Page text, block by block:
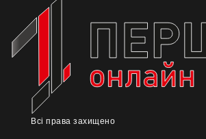
Всі права захищено